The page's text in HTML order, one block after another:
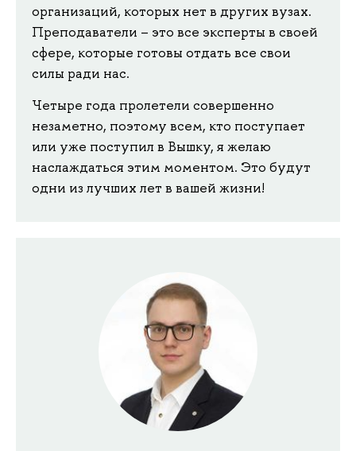
организаций, которых нет в других вузах.
Преподаватели – это все эксперты в своей
сфере, которые готовы отдать все свои
силы ради нас.
Четыре года пролетели совершенно
незаметно, поэтому всем, кто поступает
или уже поступил в Вышку, я желаю
наслаждаться этим моментом. Это будут
одни из лучших лет в вашей жизни!